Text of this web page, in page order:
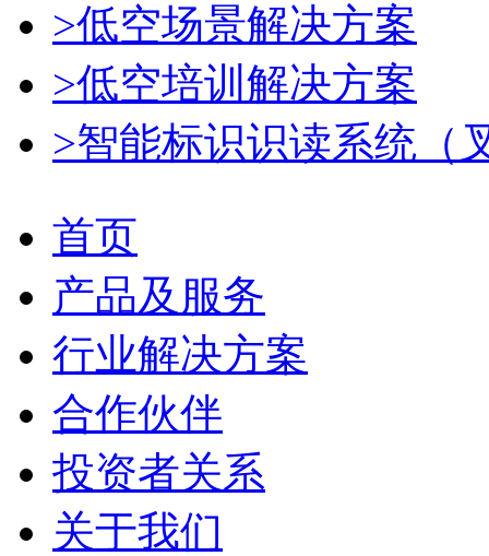
>低空场景解决方案
>低空培训解决方案
>智能标识识读系统（
首页
产品及服务
行业解决方案
合作伙伴
投资者关系
关于我们